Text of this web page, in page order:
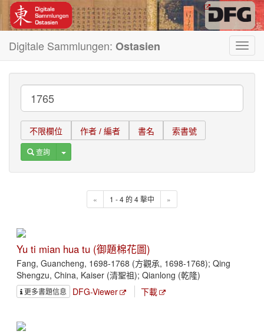
Digitale Sammlungen: Ostasien
不限欄位 作者 / 編者 書名 索書號
查詢 Toggle Dropdown
« 1 - 4 的 4 擊中 »
Yu ti mian hua tu (御題棉花圖)
Fang, Guancheng, 1698-1768 (方觀承, 1698-1768); Qing
Shengzu, China, Kaiser (清聖祖); Qianlong (乾隆)
更多書題信息 DFG-Viewer 下載